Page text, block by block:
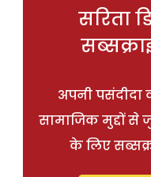
सरिता
अपनी पसंदीदा
सामाजिक मुद्दों से
के लिए